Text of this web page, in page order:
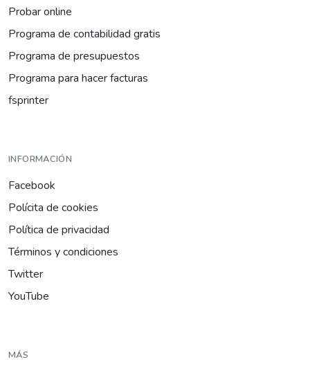
Probar online
Programa de contabilidad gratis
Programa de presupuestos
Programa para hacer facturas
fsprinter
INFORMACIÓN
Facebook
Polícita de cookies
Política de privacidad
Términos y condiciones
Twitter
YouTube
MÁS